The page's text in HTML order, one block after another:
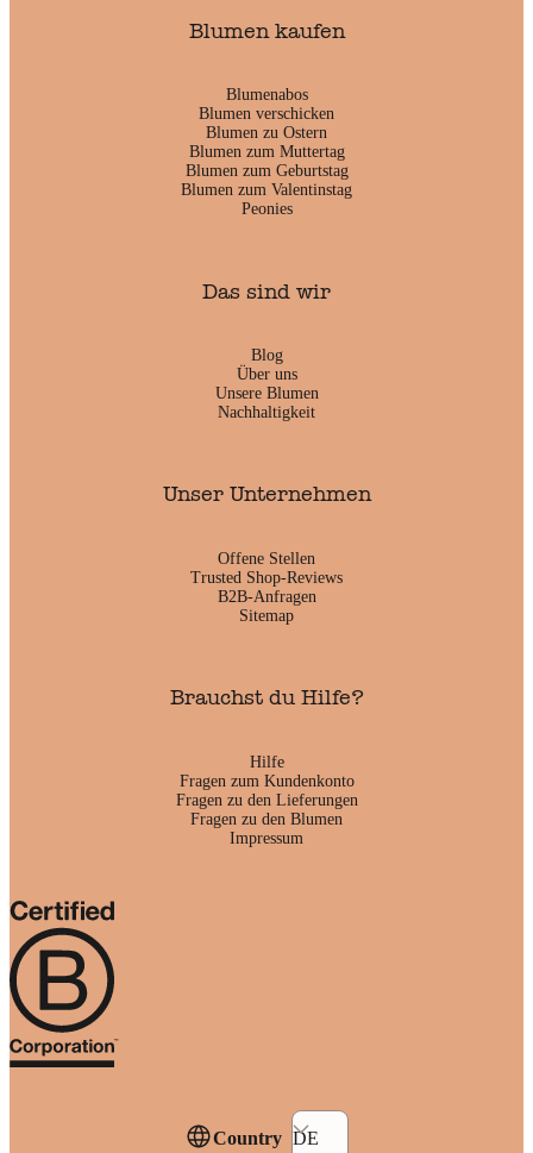
Blumen kaufen
Blumenabos
Blumen verschicken
Blumen zu Ostern
Blumen zum Muttertag
Blumen zum Geburtstag
Blumen zum Valentinstag
Peonies
Das sind wir
Blog
Über uns
Unsere Blumen
Nachhaltigkeit
Unser Unternehmen
Offene Stellen
Trusted Shop-Reviews
B2B-Anfragen
Sitemap
Brauchst du Hilfe?
Hilfe
Fragen zum Kundenkonto
Fragen zu den Lieferungen
Fragen zu den Blumen
Impressum
Country DE